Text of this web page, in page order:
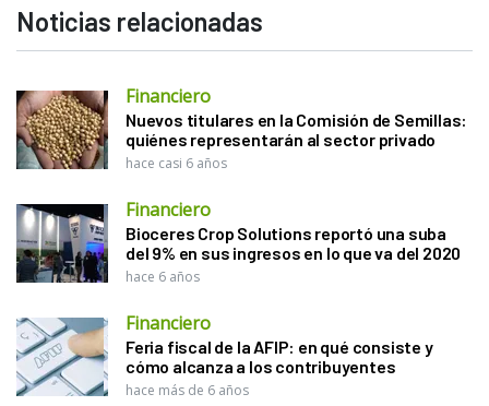
Noticias relacionadas
Financiero
Nuevos titulares en la Comisión de Semillas:
quiénes representarán al sector privado
hace casi 6 años
Financiero
Bioceres Crop Solutions reportó una suba
del 9% en sus ingresos en lo que va del 2020
hace 6 años
Financiero
Feria fiscal de la AFIP: en qué consiste y
cómo alcanza a los contribuyentes
hace más de 6 años